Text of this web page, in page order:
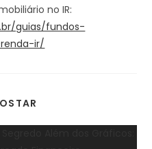
no IR:
guias/fundos-
ir/